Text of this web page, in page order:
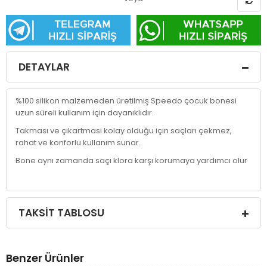
DETAYLAR
%100 silikon malzemeden üretilmiş Speedo çocuk bonesi
uzun süreli kullanım için dayanıklıdır.
Takması ve çıkartması kolay olduğu için saçları çekmez,
rahat ve konforlu kullanım sunar.
Bone aynı zamanda saçı klora karşı korumaya yardımcı olur
TAKSIT TABLOSU
Benzer Ürünler